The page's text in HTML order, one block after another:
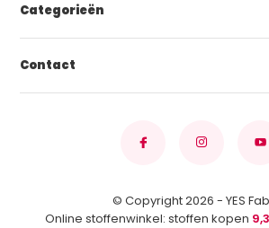
Categorieën
Contact
© Copyright 2026 - YES
Online stoffenwinkel: stoffen kopen 9,3